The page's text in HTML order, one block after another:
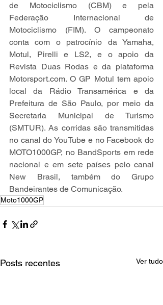
de Motociclismo (CBM) e pela
Federação Internacional de
Motociclismo (FIM). O campeonato
conta com o patrocínio da Yamaha,
Motul, Pirelli e LS2, e o apoio da
Motorsport.com. O GP Motul tem apoio
local da Rádio Transamérica e da
Prefeitura de São Paulo, por meio da
Secretaria Municipal de Turismo
(SMTUR). As corridas são transmitidas
no canal do YouTube e no Facebook do
MOTO1000GP, no BandSports em rede
nacional e em sete países pelo canal
New Brasil, também do Grupo
Bandeirantes de Comunicação.
Moto1000GP
Posts recentes Ver tudo